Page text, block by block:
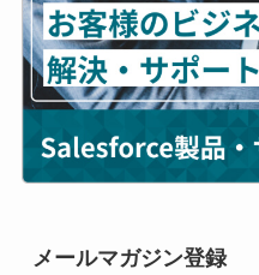
メールマガジン登録